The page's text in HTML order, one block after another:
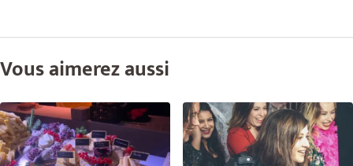
Vous aimerez aussi